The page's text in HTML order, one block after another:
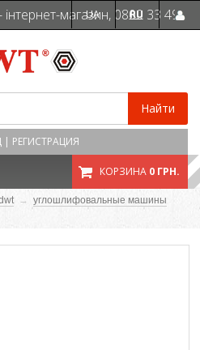
магазин, 0800 33 49
UA RU
Найти
| РЕГИСТРАЦИЯ
КОРЗИНА 0 ГРН.
→
углошлифовальные машины